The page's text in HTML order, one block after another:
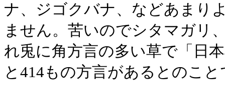
ナ、ジゴクバナ、などあまり
ません。苦いのでシタマガリ
れ兎に角方言の多い草で「日
と414もの方言があるとのこと